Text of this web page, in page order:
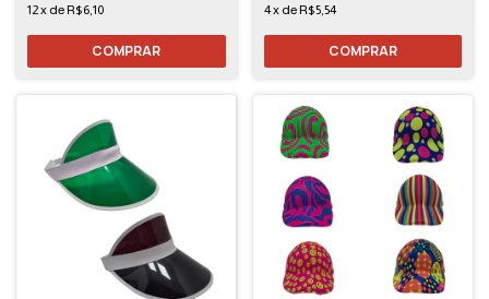
12x de R$6,10 4x de R$5,54